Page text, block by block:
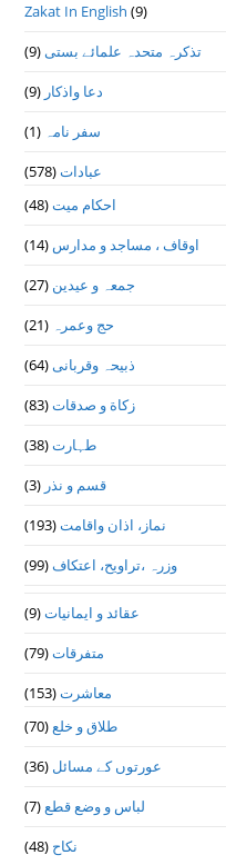
Zakat In English (9)
تذكرہ متحدہ علمائے بستى(9)
دعا واذكار (9)
سفر نامہ (1)
عبادات(578)
احکام میت(48)
اوقاف ، مساجد و مدارس (14)
جمعہ و عیدین (27)
حج وعمرہ (21)
ذبیحہ وقربانی(64)
زکاة و صدقات(83)
طہارت(38)
قسم و نذر (3)
نماز، اذان واقامت(193)
وزرہ ،تراويح، اعتكاف(99)
عقائد و ایمانیات(9)
متفرقات(79)
معاشرت(153)
طلاق و خلع(70)
عورتوں کے مسائل (36)
لباس و وضع قطع(7)
نکاح (48)